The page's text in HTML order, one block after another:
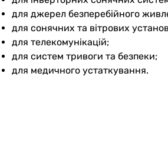
для джерел безперебійного
для сонячних та вітрових
для телекомунікацій;
для систем тривоги та безпеки;
для медичного устаткування.